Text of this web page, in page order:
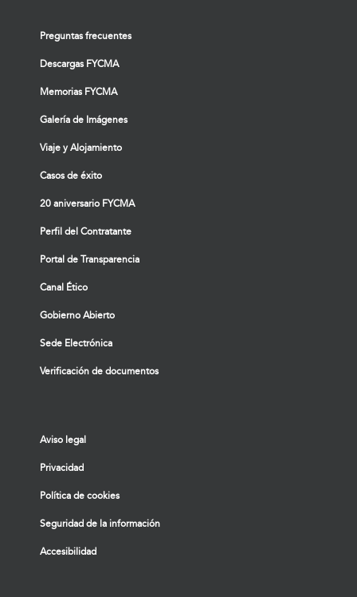
Preguntas frecuentes
Descargas FYCMA
Memorias FYCMA
Galería de Imágenes
Viaje y Alojamiento
Casos de éxito
20 aniversario FYCMA
Perfil del Contratante
Portal de Transparencia
Canal Ético
Gobierno Abierto
Sede Electrónica
Verificación de documentos
Aviso legal
Privacidad
Política de cookies
Seguridad de la información
Accesibilidad